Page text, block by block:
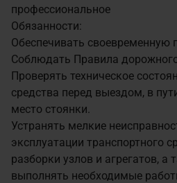
профессиональное
Обязанности:
Обеспечивать своевременную
Соблюдать Правила
Проверять техническое
средства перед выездом, в
место стоянки.
Устранять мелкие
эксплуатации транспортного
разборки узлов и агрегатов, а
выполнять необходимые